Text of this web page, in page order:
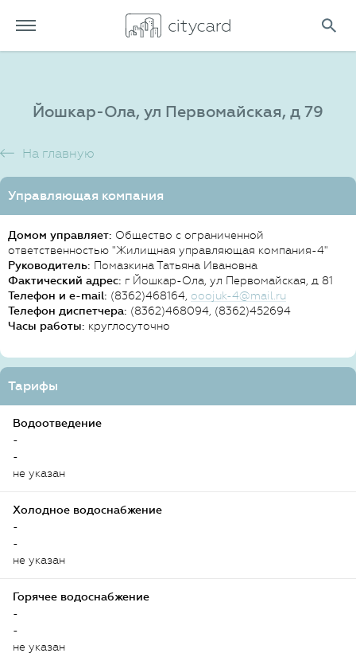
Йошкар-Ола, ул Первомайская, д 79
На главную
Управляющая компания
Домом управляет: Общество с ограниченной
ответственностью "Жилищная управляющая компания-4"
Руководитель: Помазкина Татьяна Ивановна
Фактический адрес: г Йошкар-Ола, ул Первомайская, д 81
Телефон и e-mail: (8362)468164, ooojuk-4@mail.ru
Телефон диспетчера: (8362)468094, (8362)452694
Часы работы: круглосуточно
Тарифы
Водоотведение
-
-
не указан
Холодное водоснабжение
-
-
не указан
Горячее водоснабжение
-
-
не указан